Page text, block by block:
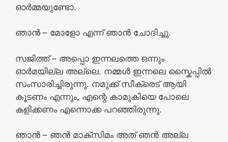
ഓർമ്മയുണ്ടോ.
ഞാൻ – മോളോ എന്ന് ഞാൻ ചോദിച്ചു.
സജിത്ത് – അപ്പൊ ഇന്നലത്തെ ഒന്നും
ഓർമയില്ല അല്ലെ. നമ്മൾ ഇന്നലെ സ്കൈപ്പിൽ
സംസാരിച്ചിരുന്നു. നമുക്ക് സീക്രെട് ആയി
കൂടണം എന്നും, എന്റെ കാമുകിയെ പോലെ
കളിക്കണം എന്നൊക്ക പറഞ്ഞിരുന്നു.
ഞാൻ – ഞൻ മാക്സിമം അത് ഞൻ അല്ല